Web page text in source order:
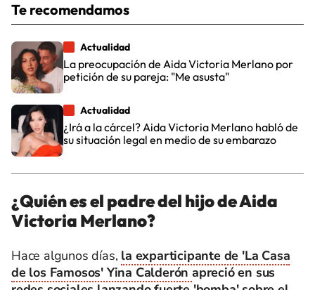
Te recomendamos
Actualidad
La preocupación de Aida Victoria Merlano por
petición de su pareja: "Me asusta"
Actualidad
¿Irá a la cárcel? Aida Victoria Merlano habló de
su situación legal en medio de su embarazo
¿Quién es el padre del hijo de Aida
Victoria Merlano?
Hace algunos días, la exparticipante de 'La Casa
de los Famosos' Yina Calderónapreció en sus